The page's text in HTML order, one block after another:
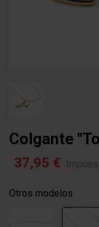
Colgante
37,95 €
Otros modelos